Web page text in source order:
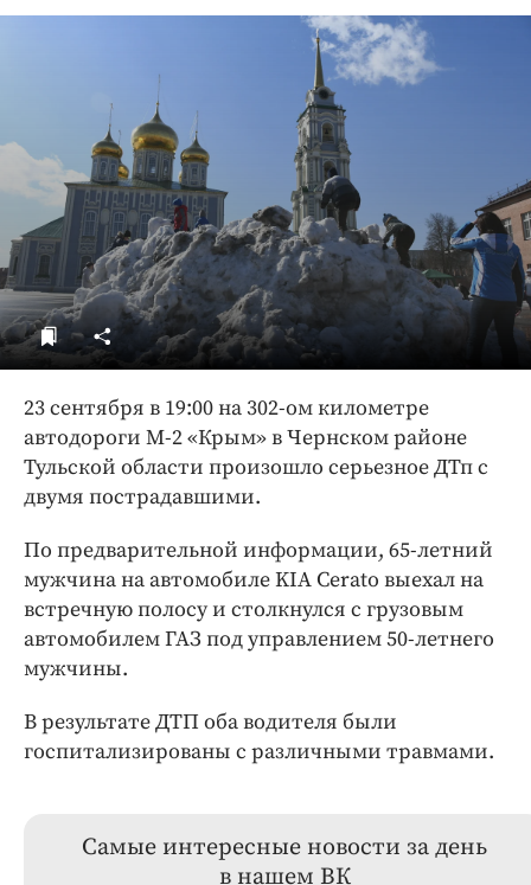
23 сентября в 19:00 на 302-ом километре
автодороги М-2 «Крым» в Чернском районе
Тульской области произошло серьезное ДТп с
двумя пострадавшими.
По предварительной информации, 65-летний
мужчина на автомобиле KIA Cerato выехал на
встречную полосу и столкнулся с грузовым
автомобилем ГАЗ под управлением 50-летнего
мужчины.
В результате ДТП оба водителя были
госпитализированы с различными травмами.
Самые интересные новости за день
в нашем ВК